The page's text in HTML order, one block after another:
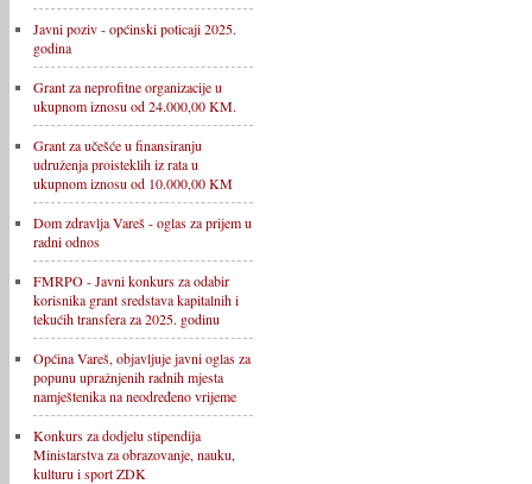
Javni poziv - općinski poticaji 2025.
godina
Grant za neprofitne organizacije u
ukupnom iznosu od 24.000,00 KM.
Grant za učešće u finansiranju
udruženja proisteklih iz rata u
ukupnom iznosu od 10.000,00 KM
Dom zdravlja Vareš - oglas za prijem u
radni odnos
FMRPO - Javni konkurs za odabir
korisnika grant sredstava kapitalnih i
tekućih transfera za 2025. godinu
Općina Vareš, objavljuje javni oglas za
popunu upražnjenih radnih mjesta
namještenika na neodređeno vrijeme
Konkurs za dodjelu stipendija
Ministarstva za obrazovanje, nauku,
kulturu i sport ZDK